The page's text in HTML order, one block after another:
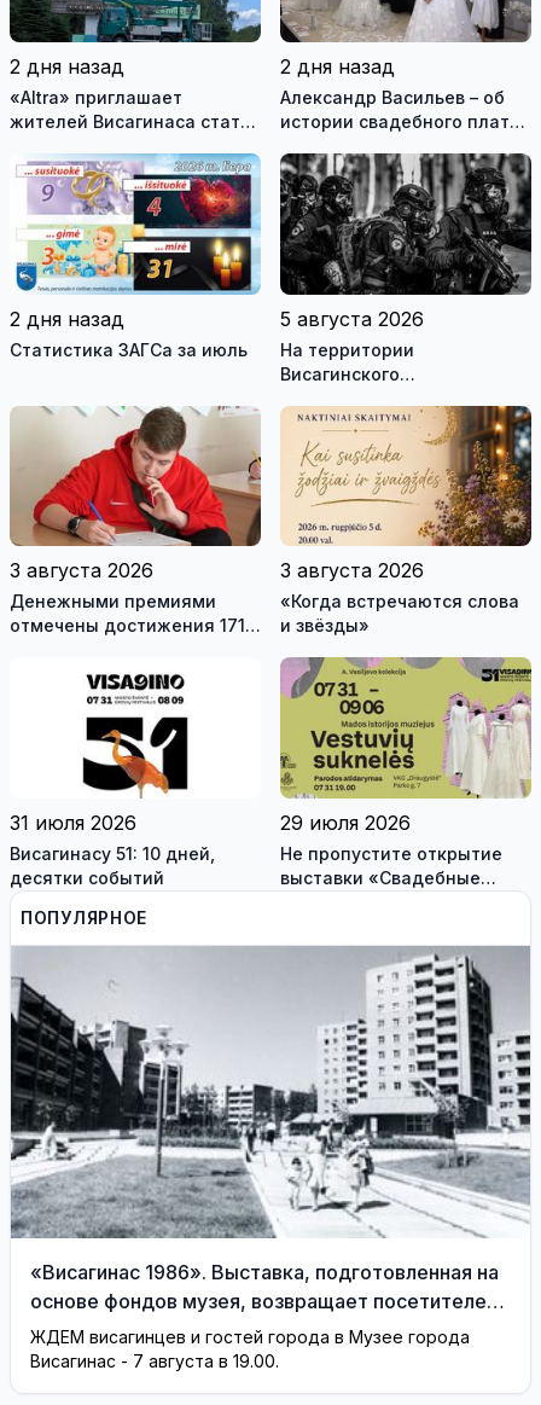
2 дня назад
«Altra» приглашает
жителей Висагинаса стать
обновлённой стелы
2 дня назад
Александр Васильев – об
истории свадебного платья
истории моды (видео)
2 дня назад
Статистика ЗАГСа за июль
5 августа 2026
На территории
Висагинского
международные
антитеррористические
учения «Baltic Shadow»
3 августа 2026
Денежными премиями
отмечены достижения 171
трех педагогов
3 августа 2026
«Когда встречаются слова
и звёзды»
31 июля 2026
Висагинасу 51: 10 дней,
десятки событий
29 июля 2026
Не пропустите открытие
выставки «Свадебные
платья» и лекцию историка
Васильева!
ПОПУЛЯРНОЕ
«Висагинас 1986». Выставка, подготовленная на
основе фондов музея, возвращает посетителей
на 40 лет назад
ЖДЕМ висагинцев и гостей города в Музее города
Висагинас - 7 августа в 19.00.